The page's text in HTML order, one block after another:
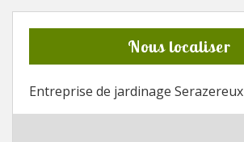
Nous localiser
Entreprise de jardinage Serazereux